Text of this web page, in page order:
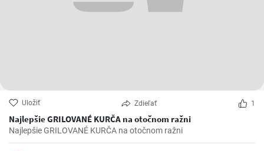
Uložiť Zdieľať 1
Najlepšie GRILOVANÉ KURČA na otočnom ražni
Najlepšie GRILOVANÉ KURČA na otočnom ražni